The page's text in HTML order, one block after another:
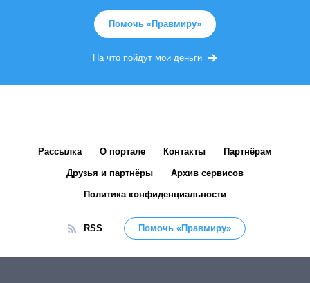
Помочь «Правмиру»
На что пойдут мои деньги
Рассылка О портале Контакты Партнёрам
Друзья и партнёры Архив сервисов
Политика конфиденциальности
RSS Помочь «Правмиру»